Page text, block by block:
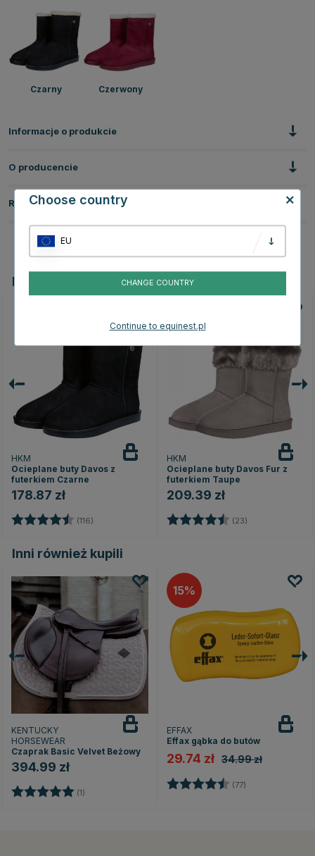
Czarny Czerwony
Informacje o produkcie
O producencie
Recenzje
Powiązane produkty
HKM
Ocieplane buty Davos z
futerkiem Czarne
178.87 zł
Ocena: (116) 4.5 na 5 gwiazdek
HKM
Ocieplane buty Davos Fur z
futerkiem Taupe
209.39 zł
Ocena: (23)
Inni również kupili
KENTUCKY
HORSEWEAR
Czaprak Basic Velvet Beżowy
394.99 zł
Ocena: (1)
15
EFFAX
Effax gąbka do butów
29.74 zł 34.99 zł
Ocena: (77)
Choose country
EU
CHANGE COUNTRY
Continue to equinest.pl